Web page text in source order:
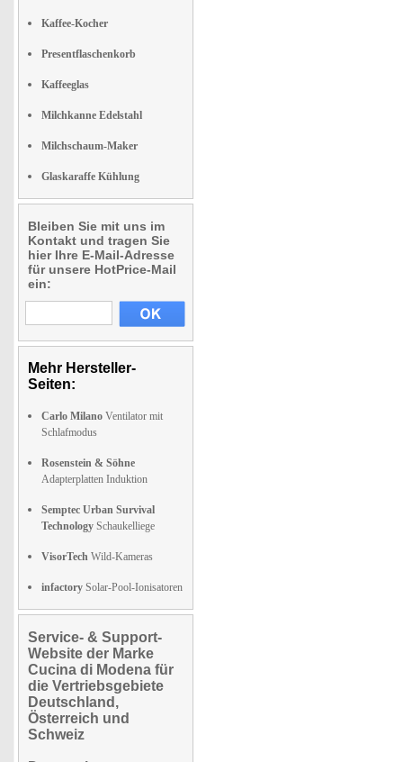
Kaffee-Kocher
Presentflaschenkorb
Kaffeeglas
Milchkanne Edelstahl
Milchschaum-Maker
Glaskaraffe Kühlung
Bleiben Sie mit uns im
Kontakt und tragen Sie
hier Ihre E-Mail-Adresse
für unsere HotPrice-Mail
ein:
Mehr Hersteller-
Seiten:
Carlo Milano Ventilator mit
Schlafmodus
Rosenstein & Söhne
Adapterplatten Induktion
Semptec Urban Survival
Technology Schaukelliege
VisorTech Wild-Kameras
infactory Solar-Pool-Ionisatoren
Service- & Support-
Website der Marke
Cucina di Modena für
die Vertriebsgebiete
Deutschland,
Österreich und
Schweiz